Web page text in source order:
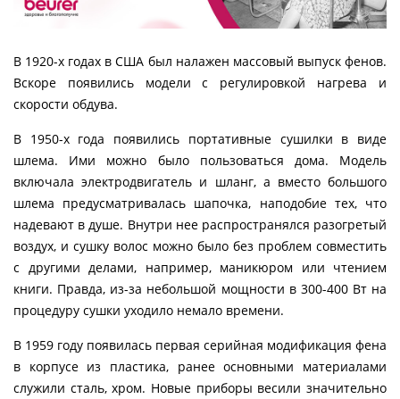
В 1920-х годах в США был налажен массовый выпуск фенов.
Вскоре появились модели с регулировкой нагрева и
скорости обдува.
В 1950-х года появились портативные сушилки в виде
шлема. Ими можно было пользоваться дома. Модель
включала электродвигатель и шланг, а вместо большого
шлема предусматривалась шапочка, наподобие тех, что
надевают в душе. Внутри нее распространялся разогретый
воздух, и сушку волос можно было без проблем совместить
с другими делами, например, маникюром или чтением
книги. Правда, из-за небольшой мощности в 300-400 Вт на
процедуру сушки уходило немало времени.
В 1959 году появилась первая серийная модификация фена
в корпусе из пластика, ранее основными материалами
служили сталь, хром. Новые приборы весили значительно